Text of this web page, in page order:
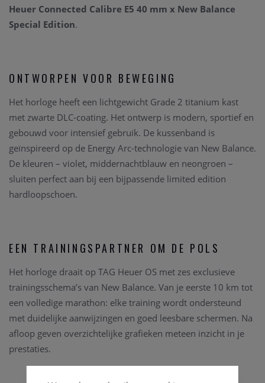
Heuer Connected Calibre E5 40 mm x New Balance
Special Edition.
ONTWORPEN VOOR BEWEGING
Het horloge heeft een lichtgewicht Grade 2 titanium kast
met zwarte DLC-coating. Het ontwerp is modern, sportief en
gebouwd voor intensief gebruik. De kussenband is
geïnspireerd op de Energy Arc-technologie van New Balance.
De kleuren – violet, middernachtblauw en neongroen –
sluiten perfect aan bij een bijpassende limited edition
hardloopschoen.
EEN TRAININGSPARTNER OM DE POLS
Het horloge draait op TAG Heuer OS met zes exclusieve
trainingsschema’s van New Balance. Van je eerste 10 km tot
een volledige marathon: elke training wordt ondersteund
met duidelijke aanwijzingen en goed leesbare schermen. Na
afloop geven overzichtelijke grafieken meteen inzicht in je
prestaties.